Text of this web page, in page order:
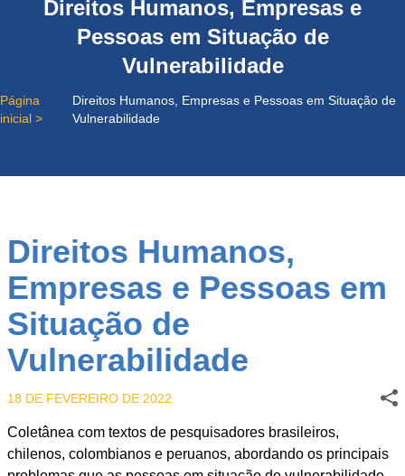
Direitos Humanos, Empresas e
Pessoas em Situação de
Vulnerabilidade
Página
inicial >
Direitos Humanos, Empresas e Pessoas em Situação de
Vulnerabilidade
Direitos Humanos,
Empresas e Pessoas em
Situação de
Vulnerabilidade
18 DE FEVEREIRO DE 2022
Coletânea com textos de pesquisadores brasileiros,
chilenos, colombianos e peruanos, abordando os principais